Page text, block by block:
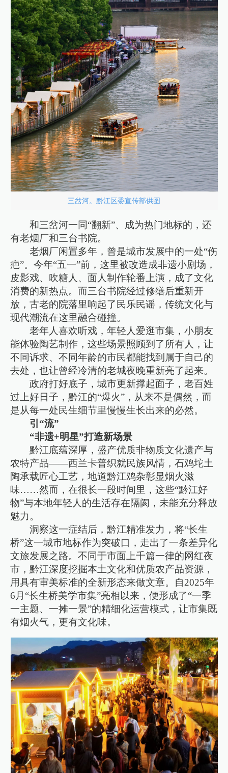
三岔河。黔江区委宣传部供图
和三岔河一同“翻新”、成为热门地标的，还
有老烟厂和三台书院。
老烟厂闲置多年，曾是城市发展中的一处“伤
疤”。今年“五一”前，这里被改造成非遗小剧场，
皮影戏、吹糖人、面人制作轮番上演，成了文化
消费的新热点。而三台书院经过修缮后重新开
放，古老的院落里响起了民乐民谣，传统文化与
现代潮流在这里融合碰撞。
老年人喜欢听戏，年轻人爱逛市集，小朋友
能体验陶艺制作，这些场景照顾到了所有人，让
不同诉求、不同年龄的市民都能找到属于自己的
去处，也让曾经冷清的老城夜晚重新亮了起来。
政府打好底子，城市更新撑起面子，老百姓
过上好日子，黔江的“爆火”，从来不是偶然，而
是从每一处民生细节里慢慢生长出来的必然。
引“流”
“非遗+明星”打造新场景
黔江底蕴深厚，盛产优质非物质文化遗产与
农特产品——西兰卡普织就民族风情，石鸡坨土
陶承载匠心工艺，地道黔江鸡杂彰显烟火滋
味……然而，在很长一段时间里，这些“黔江好
物”与本地年轻人的生活存在隔阂，未能充分释放
魅力。
洞察这一症结后，黔江精准发力，将“长生
桥”这一城市地标作为突破口，走出了一条差异化
文旅发展之路。不同于市面上千篇一律的网红夜
市，黔江深度挖掘本土文化和优质农产品资源，
用具有审美标准的全新形态来做文章。自2025年
6月“长生桥美学市集”亮相以来，便形成了“一季
一主题、一摊一景”的精细化运营模式，让市集既
有烟火气，更有文化味。